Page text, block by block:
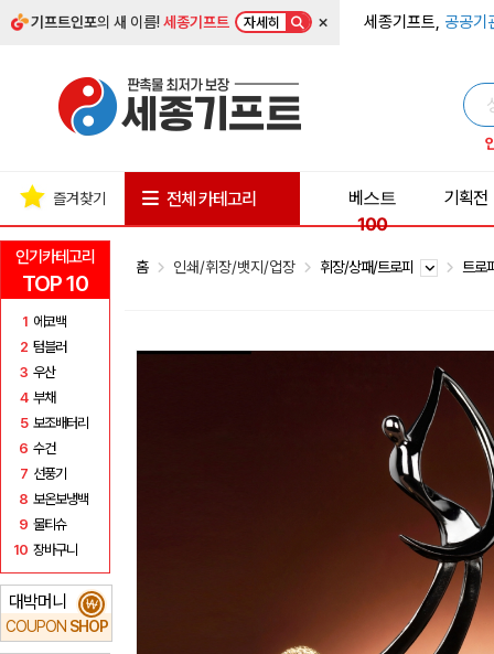
기프트인포의 새 이름!세종기프트 자세히 × 세종기프트, 공공기
인기카테고리
TOP 10
1 에코백
2 텀블러
3 우산
4 부채
5 보조배터리
6 수건
7 선풍기
8 보온보냉백
9 물티슈
10 장바구니
대박머니
COUPON SHOP
₩
즐겨찾기 전체 카테고리
베스트
100
기획전
홈 인쇄/휘장/뱃지/업장 휘장/상패/트로피 트로